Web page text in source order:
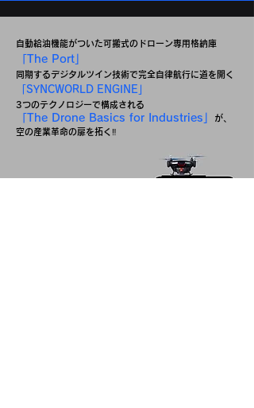
自動給油機能がついた可搬式のドローン専用格納庫
「The Port」
同期するデジタルツイン技術で完全自律航行に道を開く
「SYNCWORLD ENGINE」
3つのテクノロジーで構成される
「The Drone Basics for Industries」
が、
空の産業革命の扉を拓く‼